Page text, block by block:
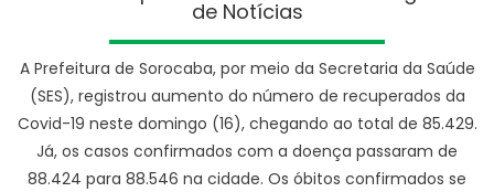
furto
no
Piazza
di
Roma
no
domingo
de Notícias
A Prefeitura de Sorocaba, por meio da Secretaria da Saúde
(SES), registrou aumento do número de recuperados da
Covid-19 neste domingo (16), chegando ao total de 85.429.
Já, os casos confirmados com a doença passaram de
88.424 para 88.546 na cidade. Os óbitos confirmados se